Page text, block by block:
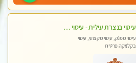
עיסוי בנצרת עילית - עיסוי מפנק מרגיע ושקט במקום מדהים עיסוי מושקע מאוד
עיסוי מפנק, עיסוי מקצועי, עיסוי
בקלניקה פרטית